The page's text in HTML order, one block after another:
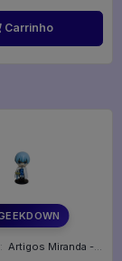
Carrinho
Artigos Miranda - RJ